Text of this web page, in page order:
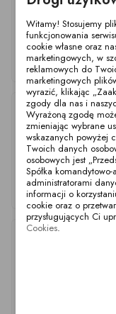
Uszczelka TC DN65
DIN SIL-L
Uszczelka TC DN25
DIN SIL-L
Witamy! Stosujemy
funkcjonowania
cookie własne oraz
marketingowych, w
reklamowych do
marketingowych
wyrazić, klikając
zgody dla nas i
Wyrażoną zgodę
zmieniając wybrane
wskazanych powyżej
Twoich danych
osobowych jest
Spółka
administratorami
informacji o
cookie oraz o
przysługujących Ci
Cookies.